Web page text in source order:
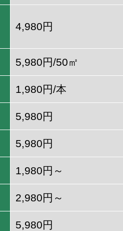
4,980円
5,980円/50㎡
1,980円/本
5,980円
5,980円
1,980円～
2,980円～
5,980円